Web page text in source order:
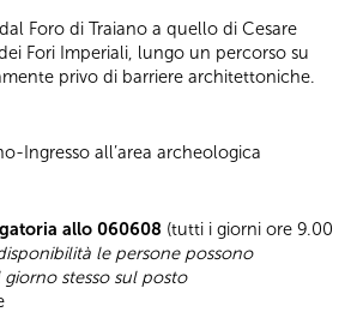
Foro di Traiano a quello di Cesare
Fori Imperiali, lungo un percorso su
privo di barriere architettoniche.
Ingresso all’area archeologica
allo 060608 (tutti i giorni ore 9.00
le persone possono
stesso sul posto